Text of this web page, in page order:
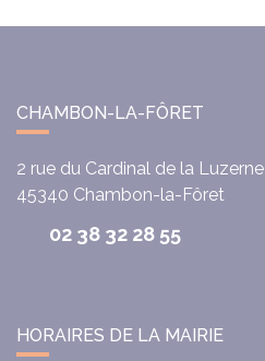
CHAMBON-LA-FÔRET
2 rue du Cardinal de la Luzerne
45340 Chambon-la-Fôret
02 38 32 28 55
HORAIRES DE LA MAIRIE